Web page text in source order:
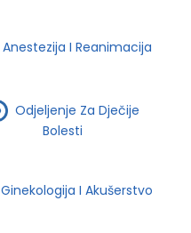
Anestezija I Reanimacija
Odjeljenje Za Dječije
Bolesti
Ginekologija I Akušerstvo